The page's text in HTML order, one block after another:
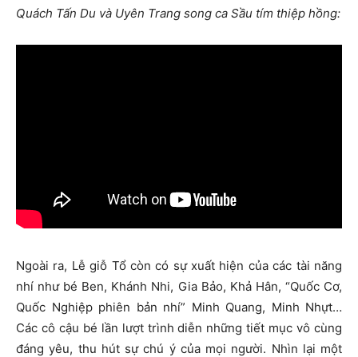
Quách Tấn Du và Uyên Trang song ca Sầu tím thiệp hồng:
Ngoài ra, Lễ giỗ Tổ còn có sự xuất hiện của các tài năng
nhí như bé Ben, Khánh Nhi, Gia Bảo, Khả Hân, “Quốc Cơ,
Quốc Nghiệp phiên bản nhí” Minh Quang, Minh Nhựt…
Các cô cậu bé lần lượt trình diễn những tiết mục vô cùng
đáng yêu, thu hút sự chú ý của mọi người. Nhìn lại một